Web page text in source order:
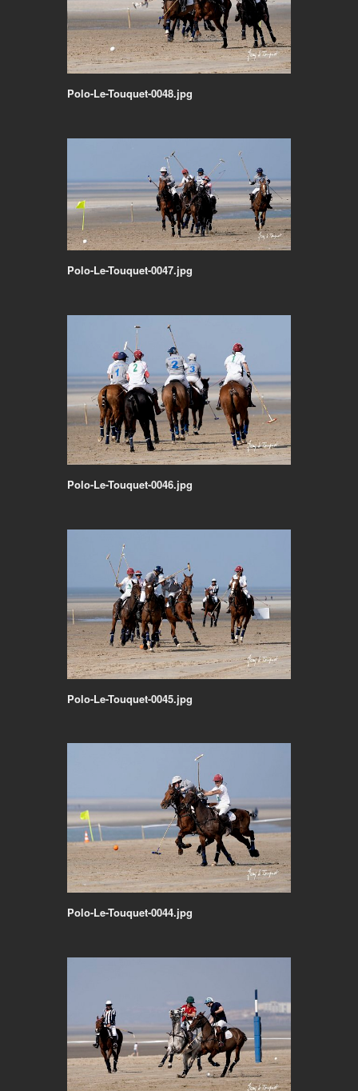
Polo-Le-Touquet-0048.jpg
Polo-Le-Touquet-0047.jpg
Polo-Le-Touquet-0046.jpg
Polo-Le-Touquet-0045.jpg
Polo-Le-Touquet-0044.jpg